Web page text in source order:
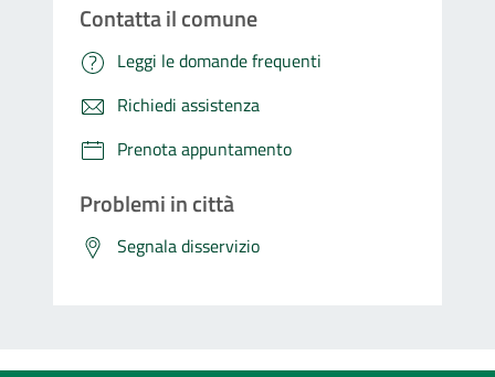
Contatta il comune
Leggi le domande frequenti
Richiedi assistenza
Prenota appuntamento
Problemi in città
Segnala disservizio